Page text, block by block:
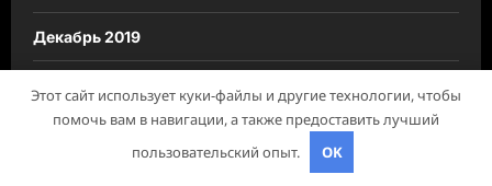
Декабрь 2019
Этот сайт использует куки-файлы и другие технологии, чтобы
помочь вам в навигации, а также предоставить лучший
пользовательский опыт.
OK